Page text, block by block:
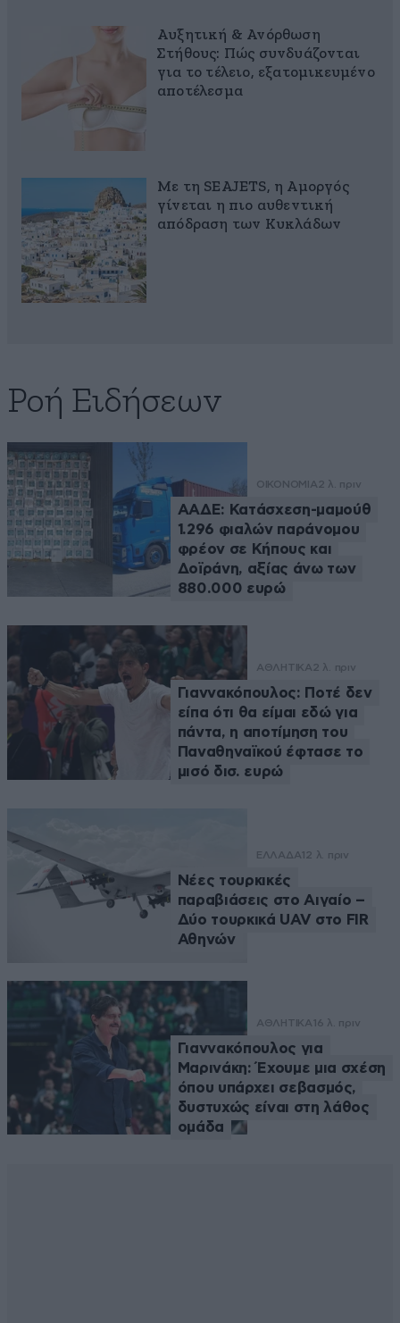
Αυξητική & Ανόρθωση
Στήθους: Πώς συνδυάζονται
για το τέλειο, εξατομικευμένο
αποτέλεσμα
Με τη SEAJETS, η Αμοργός
γίνεται η πιο αυθεντική
απόδραση των Κυκλάδων
Ροή Ειδήσεων
ΟΙΚΟΝΟΜΙΑ2 λ. πριν
ΑΑΔΕ: Κατάσχεση-μαμούθ
1.296 φιαλών παράνομου
φρέον σε Κήπους και
Δοϊράνη, αξίας άνω των
880.000 ευρώ
ΑΘΛΗΤΙΚΑ2 λ. πριν
Γιαννακόπουλος: Ποτέ δεν
είπα ότι θα είμαι εδώ για
πάντα, η αποτίμηση του
Παναθηναϊκού έφτασε το
μισό δισ. ευρώ
ΕΛΛΑΔΑ 12 λ. πριν
Νέες τουρκικές
παραβιάσεις στο Αιγαίο –
Δύο τουρκικά UAV στο FIR
Αθηνών
ΑΘΛΗΤΙΚΑ 16 λ. πριν
Γιαννακόπουλος για
Μαρινάκη: Έχουμε μια σχέση
όπου υπάρχει σεβασμός,
δυστυχώς είναι στη λάθος
ομάδα